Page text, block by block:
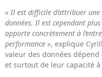
« Il est difficile d’attribuer
données. Il est cependant
apporte concrètement à
performance », explique
valeur des données
et surtout de leur capacité